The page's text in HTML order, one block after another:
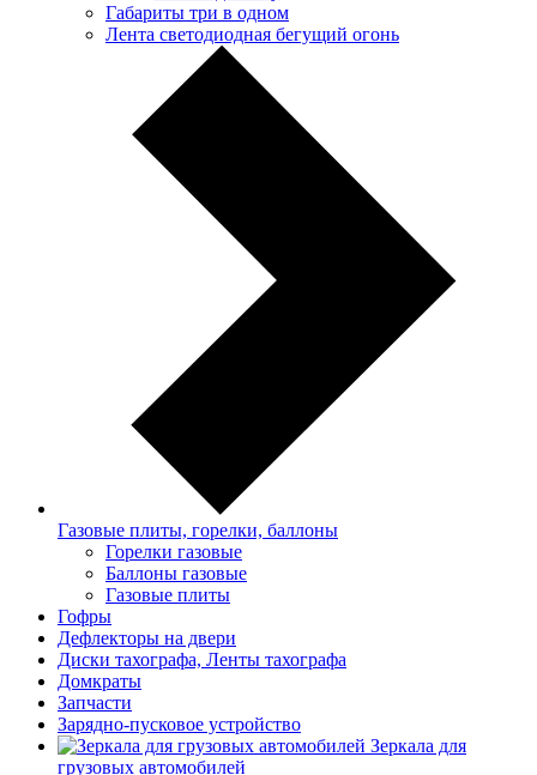
Габариты три в одном
Лента светодиодная бегущий огонь
Газовые плиты, горелки, баллоны
Горелки газовые
Баллоны газовые
Газовые плиты
Гофры
Дефлекторы на двери
Диски тахографа, Ленты тахографа
Домкраты
Запчасти
Зарядно-пусковое устройство
Зеркала для
грузовых автомобилей